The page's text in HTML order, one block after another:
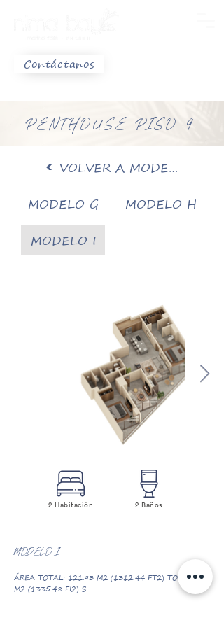
Contáctanos
PENTHOUSE PISO9
VOLVER A MODELOS
MODELO G
MODELO H
MODELO I
2 Habitación 2 Baños
MODELO I
ÁREA TOTAL: 121.93 M2 (1312.44 FT2) TO 124.07
M2 (1335.48 FI2) S